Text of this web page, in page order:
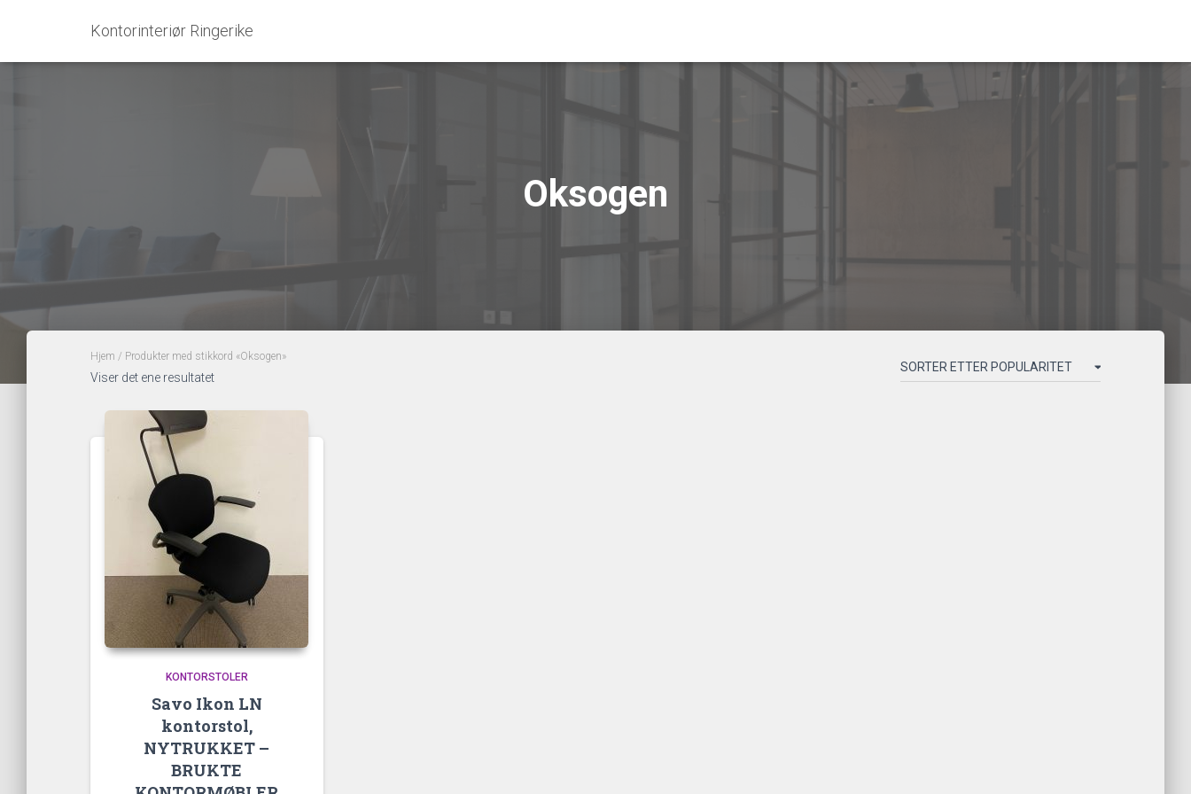
Kontorinteriør Ringerike
Oksogen
Hjem / Produkter med stikkord «Oksogen»
Viser det ene resultatet
KONTORSTOLER
Savo Ikon LN
kontorstol,
NYTRUKKET –
BRUKTE